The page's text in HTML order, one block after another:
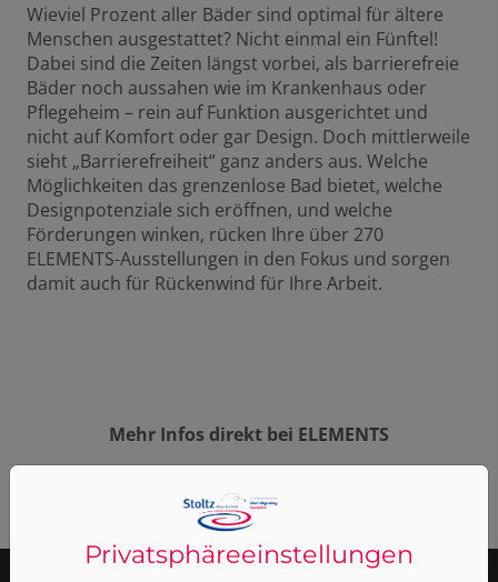
Wieviel Prozent aller Bäder sind optimal für ältere
Menschen ausgestattet? Nicht einmal ein Fünftel!
Dabei sind die Zeiten längst vorbei, als barrierefreie
Bäder noch aussahen wie im Krankenhaus oder
Pflegeheim – rein auf Funktion ausgerichtet und
nicht auf Komfort oder gar Design. Doch mittlerweile
sieht „Barrierefreiheit“ ganz anders aus. Welche
Möglichkeiten das grenzenlose Bad bietet, welche
Designpotenziale sich eröffnen, und welche
Förderungen winken, rücken Ihre über 270
ELEMENTS-Ausstellungen in den Fokus und sorgen
damit auch für Rückenwind für Ihre Arbeit.
Mehr Infos direkt bei ELEMENTS
Hier entlang
Privatsphäre­einstellungen